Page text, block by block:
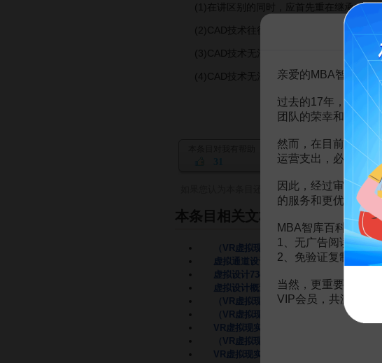
(1)在讲区别的同时，应首先重在继承，尤其
(2)CAD技术往往重在交互，设计阶段可视化
(3)CAD技术无法利用除视觉以外的其他感
(4)CAD技术无法进行深层次的设计，如可
31 赏
如果您认为本条目还有待完善，需要补充新内容
本条目相关文档
（VR虚拟现实）虚拟设计
65页
虚拟通道设计
10页
虚拟设计7343839876
虚拟设计概述
105页
（VR虚拟现实）论虚拟展示设计
（VR虚拟现实）虚拟通道设计
10页
VR虚拟现实 虚拟设计
（VR虚拟现实）虚拟磁盘的设计与操作
VR虚拟现实第五章虚拟设计
亲爱的MBA智库百
过去的17年，百科
团队的荣幸和骄傲。
然而，在目前越来
运营支出，必然会越
因此，经过审慎地
的服务和更优质的内
MBA智库百科VIP会
1、无广告阅读；
2、免验证复制。
当然，更重要的是
VIP会员，共渡难关